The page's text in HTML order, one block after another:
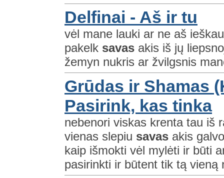
Delfinai - Aš ir tu
vėl mane lauki ar ne aš
pakelk savas akis iš jų
žemyn nukris ar žvilgsnis
Grūdas ir Shamas
Pasirink, kas tinka
nebenori viskas krenta tau iš
vienas slepiu savas akis
kaip išmokti vėl mylėti ir būti
pasirinkti ir būtent tik tą vieną